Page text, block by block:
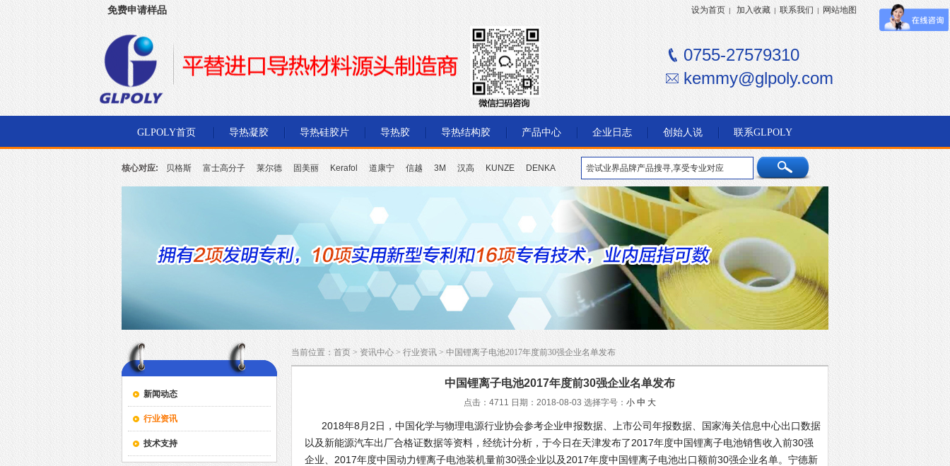
免费申请样品 设为首页 | 加入收藏 | 联系我们 | 网站地图
0755-27579310
kemmy@glpoly.com
GLPOLY首页 导热凝胶 导热硅胶片 导热胶 导热结构胶 产品中心 企业日志 创始人说 联系GLPOLY
核心对应: 贝格斯 富士高分子 莱尔德 固美丽 Kerafol 道康宁 信越 3M 汉高 KUNZE DENKA
新闻动态
行业资讯
技术支持
当前位置： 首页 > 资讯中心 > 行业资讯 > 中国锂离子电池2017年度前30强企业名单发布
中国锂离子电池2017年度前30强企业名单发布
点击：4711 日期：2018-08-03 选择字号： 小 中 大
2018年8月2日，中国化学与物理电源行业协会参考企业申报数据、上市公司年报数据、国家海关信息中心出口数据
以及新能源汽车出厂合格证数据等资料，经统计分析，于今日在天津发布了2017年度中国锂离子电池销售收入前30强
企业、2017年度中国动力锂离子电池装机量前30强企业以及2017年度中国锂离子电池出口额前30强企业名单。宁德新